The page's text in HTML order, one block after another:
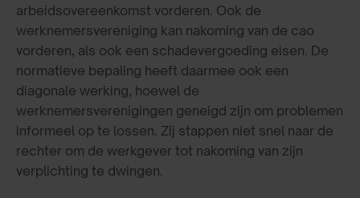
arbeidsovereenkomst vorderen. Ook de
werknemersvereniging kan nakoming van de cao
vorderen, als ook een schadevergoeding eisen. De
normatieve bepaling heeft daarmee ook een
diagonale werking, hoewel de
werknemersverenigingen geneigd zijn om problemen
informeel op te lossen. Zij stappen niet snel naar de
rechter om de werkgever tot nakoming van zijn
verplichting te dwingen.